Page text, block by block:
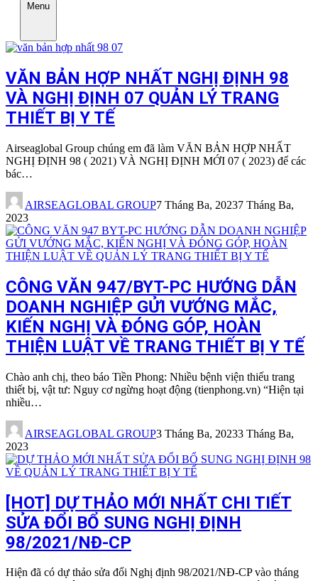
Menu
VĂN BẢN HỢP NHẤT NGHỊ ĐỊNH 98
VÀ NGHỊ ĐỊNH 07 QUẢN LÝ TRANG
THIẾT BỊ Y TẾ
Airseaglobal Group chúng em đã làm VĂN BẢN HỢP NHẤT
NGHỊ ĐỊNH 98 ( 2021) VÀ NGHỊ ĐỊNH MỚI 07 ( 2023) để các
bác…
AIRSEAGLOBAL GROUP7 Tháng Ba, 20237 Tháng Ba,
2023
CÔNG VĂN 947/BYT-PC HƯỚNG DẪN
DOANH NGHIỆP GỬI VƯỚNG MẮC,
KIẾN NGHỊ VÀ ĐÓNG GÓP, HOÀN
THIỆN LUẬT VỀ TRANG THIẾT BỊ Y TẾ
Chào anh chị, theo báo Tiền Phong: Nhiều bệnh viện thiếu trang
thiết bị, vật tư: Nguy cơ ngừng hoạt động (tienphong.vn) “Hiện tại
nhiều…
AIRSEAGLOBAL GROUP3 Tháng Ba, 20233 Tháng Ba,
2023
[HOT] DỰ THẢO MỚI NHẤT CHI TIẾT
SỬA ĐỔI BỔ SUNG NGHỊ ĐỊNH
98/2021/NĐ-CP
Hiện đã có dự thảo sửa đổi Nghị định 98/2021/NĐ-CP vào tháng